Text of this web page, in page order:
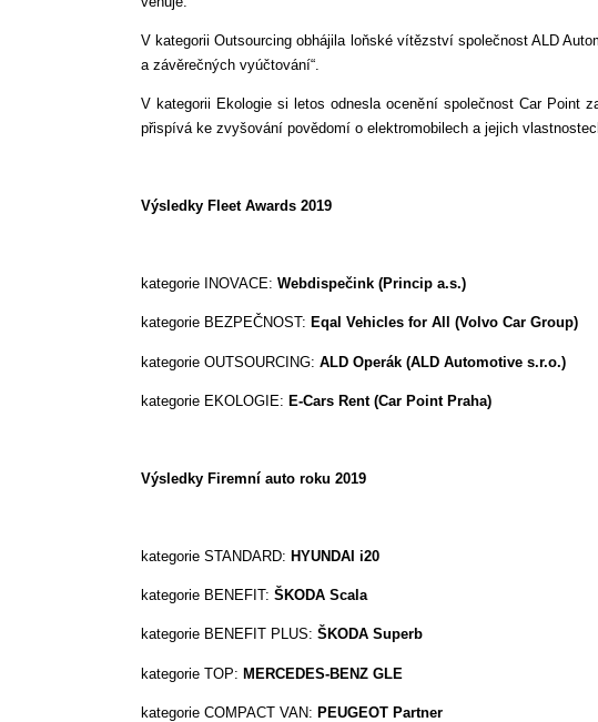
V kategorii Outsourcing obhájila loňské vítězství společnost ALD
a závěrečných vyúčtování“.
V kategorii Ekologie si letos odnesla ocenění společnost Car Point
přispívá ke zvyšování povědomí o elektromobilech a jejich
Výsledky Fleet Awards 2019
kategorie INOVACE: Webdispečink (Princip a.s.)
kategorie BEZPEČNOST: Eqal Vehicles for All (Volvo Car Group)
kategorie OUTSOURCING: ALD Operák (ALD Automotive s.r.o.)
kategorie EKOLOGIE: E-Cars Rent (Car Point Praha)
Výsledky Firemní auto roku 2019
kategorie STANDARD: HYUNDAI i20
kategorie BENEFIT: ŠKODA Scala
kategorie BENEFIT PLUS: ŠKODA Superb
kategorie TOP: MERCEDES-BENZ GLE
kategorie COMPACT VAN: PEUGEOT Partner